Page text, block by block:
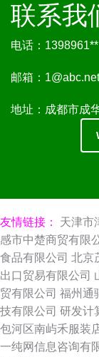
联系我
电话：1398961**
邮箱： 1@abc.net
地址：成都市成
友情链接： 天津市
感市中楚商贸有限
食品有限公司 北京
出口贸易有限公司
贸有限公司 福州通
技有限公司 研发计
包河区南屿禾服装
一纯网信息咨询有